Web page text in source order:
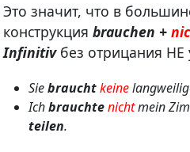
Это значит, что в
конструкция brauchen +
Infinitiv без отрицания НЕ
Siebrauchtkeine
Ichbrauchtenichtmein
teilen.